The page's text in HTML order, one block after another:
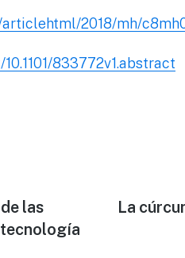
2018/mh/
833772v1.abstract
las
Next
La